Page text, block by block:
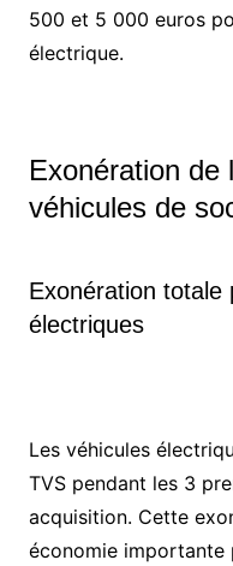
500 et 5 000 euros
électrique.
Exonération de
véhicules de
Exonération totale
électriques
Les véhicules
TVS pendant les 3
acquisition. Cette
économie importante